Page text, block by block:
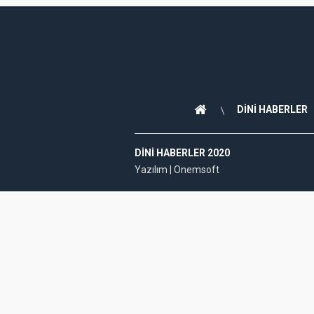
DİNİ HABERLER
DINI HABERLER 2020
Yazılım | Onemsoft